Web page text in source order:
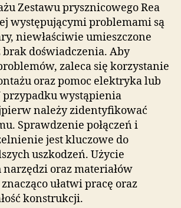
Zestawu prysznicowego Rea
występującymi problemami są
niewłaściwie umieszczone
doświadczenia. Aby
zaleca się korzystanie
oraz pomoc elektryka lub
wystąpienia
należy zidentyfikować
Sprawdzenie połączeń i
jest kluczowe do
uszkodzeń. Użycie
oraz materiałów
ułatwi pracę oraz
konstrukcji.